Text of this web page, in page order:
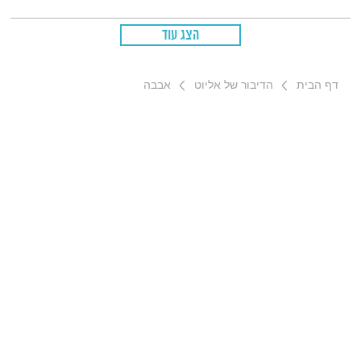
הצג עוד
דף הבית הדיבור של אליוט אבבה